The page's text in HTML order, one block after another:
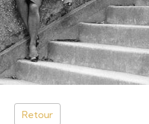
Retour